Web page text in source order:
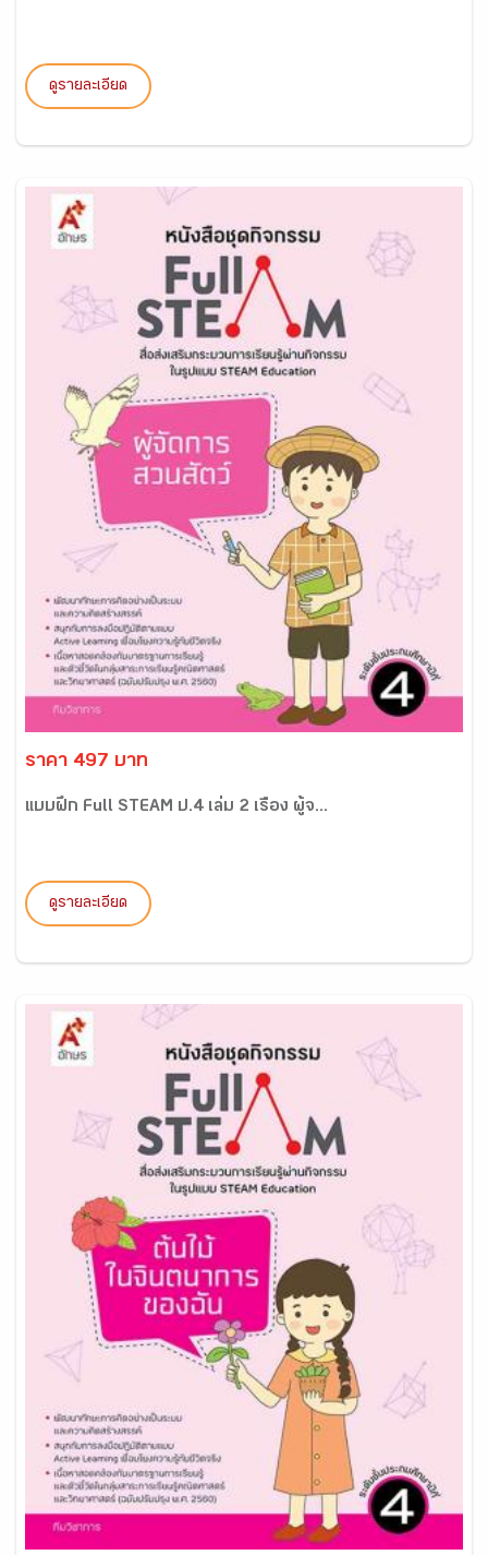
ดูรายละเอียด
ราคา 497 บาท
แบบฝึก Full STEAM ป.4 เล่ม 2 เรื่อง ผู้จ...
ดูรายละเอียด